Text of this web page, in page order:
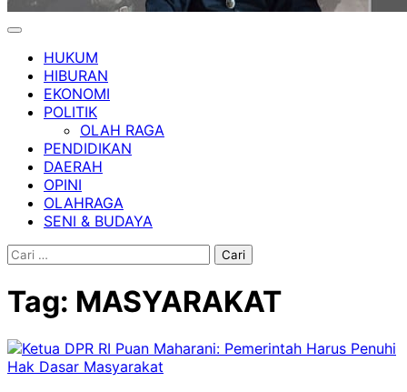
HUKUM
HIBURAN
EKONOMI
POLITIK
OLAH RAGA
PENDIDIKAN
DAERAH
OPINI
OLAHRAGA
SENI & BUDAYA
Cari
Tag: MASYARAKAT